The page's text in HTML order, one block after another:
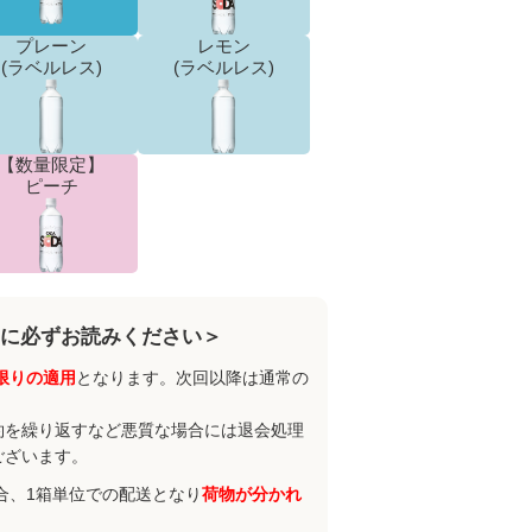
プレーン
(ラベルレス)
レモン
(ラベルレス)
数量限定】
ピーチ
必ずお読みください＞
りの適用 となります。次回以降は通常の
繰り返すなど悪質な場合には退会処理
います。
、1箱単位での配送となり荷物が分かれ